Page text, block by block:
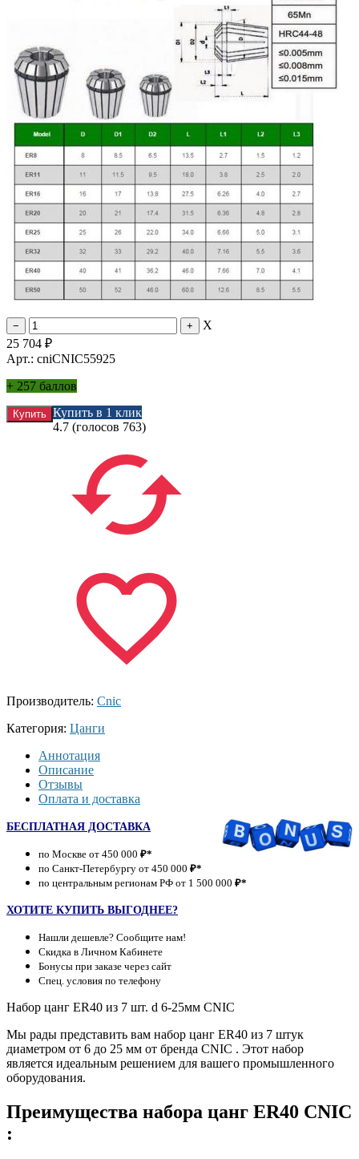
X
25 704 ₽
Арт.: cniCNIC55925
+ 257 баллов
Купить в 1 клик
4.7 (голосов 763)
Производитель: Cnic
Категория: Цанги
Аннотация
Описание
Отзывы
Оплата и доставка
БЕСПЛАТНАЯ ДОСТАВКА
по Москве от 450 000 ₽*
по Санкт-Петербургу от 450 000 ₽*
по центральным регионам РФ от 1 500 000 ₽*
ХОТИТЕ КУПИТЬ ВЫГОДНЕЕ?
Нашли дешевле? Сообщите нам!
Скидка в Личном Кабинете
Бонусы при заказе через сайт
Спец. условия по телефону
Набор цанг ER40 из 7 шт. d 6-25мм CNIC
Мы рады представить вам набор цанг ER40 из 7 штук
диаметром от 6 до 25 мм от бренда CNIC . Этот набор
является идеальным решением для вашего промышленного
оборудования.
Преимущества набора цанг ER40 CNIC
: